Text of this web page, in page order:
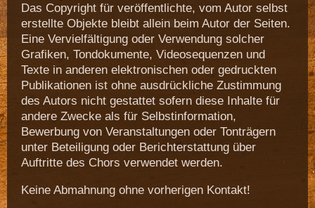
Das Copyright für veröffentlichte, vom Autor selbst
erstellte Objekte bleibt allein beim Autor der Seiten.
Eine Vervielfältigung oder Verwendung solcher
Grafiken, Tondokumente, Videosequenzen und
Texte in anderen elektronischen oder gedruckten
Publikationen ist ohne ausdrückliche Zustimmung
des Autors nicht gestattet sofern diese Inhalte für
andere Zwecke als für Selbstinformation,
Bewerbung von Veranstaltungen oder Tonträgern
unter Beteiligung oder Berichterstattung über
Auftritte des Chors verwendet werden.
Keine Abmahnung ohne vorherigen Kontakt!